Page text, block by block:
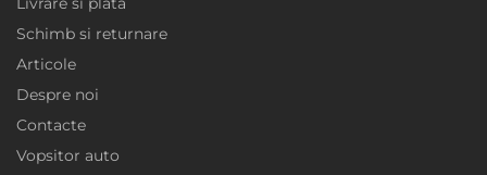
Schimb si returnare
Articole
Despre noi
Contacte
Vopsitor auto